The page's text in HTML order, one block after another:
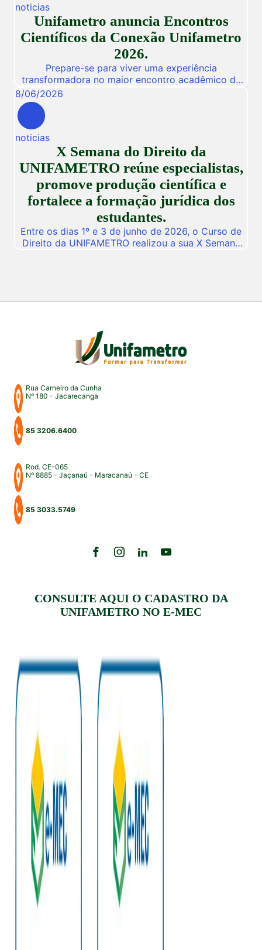
workshops online e gratuitos voltados para alunos,
egressos e público interessado. […]
noticias
Unifametro anuncia Encontros
Científicos da Conexão Unifametro
2026.
Prepare-se para viver uma experiência
transformadora no maior encontro acadêmico da
nossa instituição! De 03 a 05 de Novembro de
2026, a Unifametro abre suas portas para a
Conexão Unifametro 2026, um evento presencial
dedicado a fomentar a inovação, a troca de
vivências profissionais e a disseminação de
descobertas científicas. Com o propósito central
de […]
8/06/2026
noticias
X Semana do Direito da
UNIFAMETRO reúne especialistas,
promove produção científica e
fortalece a formação jurídica dos
estudantes.
Entre os dias 1º e 3 de junho de 2026, o Curso de
Direito da UNIFAMETRO realizou a sua X Semana
professores, profissionais do Direito e convidados
Rua Carneiro da Cunha
Nº 180 - Jacarecanga
85 3206.6400
Rod. CE-065
Nº 8885 - Jaçanaú - Maracanaú - CE
85 3033.5749
CONSULTE AQUI O CADASTRO DA
UNIFAMETRO NO E-MEC